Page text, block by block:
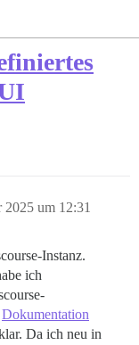
2025 um 12:31
Instanz.
ich
Dokumentation
Da ich neu in